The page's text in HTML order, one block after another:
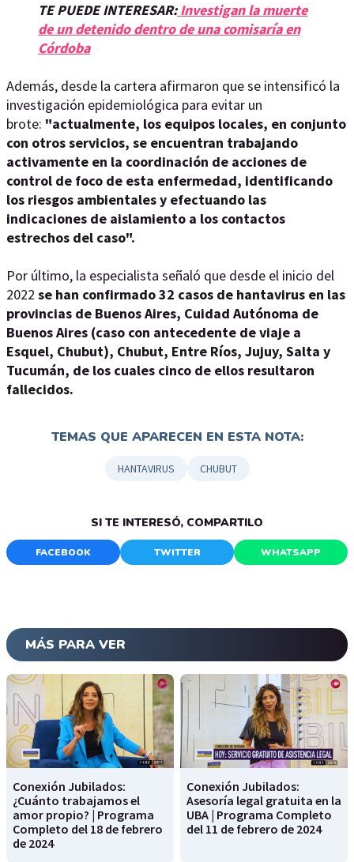
TE PUEDE INTERESAR:Investigan la muerte
de un detenido dentro de una comisaría en
Córdoba
Además, desde la cartera afirmaron que se intensificó la
investigación epidemiológica para evitar un
brote: "actualmente, los equipos locales, en conjunto
con otros servicios, se encuentran trabajando
activamente en la coordinación de acciones de
control de foco de esta enfermedad, identificando
los riesgos ambientales y efectuando las
indicaciones de aislamiento a los contactos
estrechos del caso".
Por último, la especialista señaló que desde el inicio del
2022 se han confirmado 32 casos de hantavirus en las
provincias de Buenos Aires, Cuidad Autónoma de
Buenos Aires (caso con antecedente de viaje a
Esquel, Chubut), Chubut, Entre Ríos, Jujuy, Salta y
Tucumán, de los cuales cinco de ellos resultaron
fallecidos.
TEMAS QUE APARECEN EN ESTA NOTA:
HANTAVIRUS CHUBUT
SI TE INTERESÓ, COMPARTILO
FACEBOOK TWITTER WHATSAPP
MÁS PARA VER
Conexión Jubilados:
¿Cuánto trabajamos el
amor propio? | Programa
Completo del 18 de febrero
de 2024
Conexión Jubilados:
Asesoría legal gratuita en la
UBA | Programa Completo
del 11 de febrero de 2024